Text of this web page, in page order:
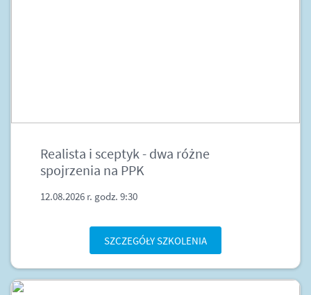
Realista i sceptyk - dwa różne
spojrzenia na PPK
12.08.2026 r. godz. 9:30
SZCZEGÓŁY SZKOLENIA